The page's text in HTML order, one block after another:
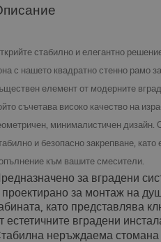
стабилно и елегантно
с нашето квадратно стенно рамо
елемент от модерните
съчетава високо качество на
минималистичен дизайн.
и безопасно закрепване, като
към вашите смесители.
за вградени
проектирано за монтаж на
като представлява
естетичните вградени
неръждаема стомана